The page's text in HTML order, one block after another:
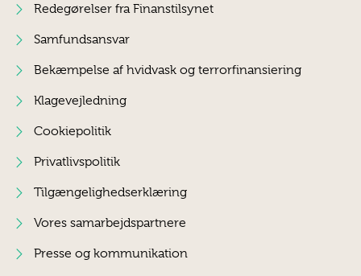
Redegørelser fra Finanstilsynet
Samfundsansvar
Bekæmpelse af hvidvask og terrorfinansiering
Klagevejledning
Cookiepolitik
Privatlivspolitik
Tilgængelighedserklæring
Vores samarbejdspartnere
Presse og kommunikation